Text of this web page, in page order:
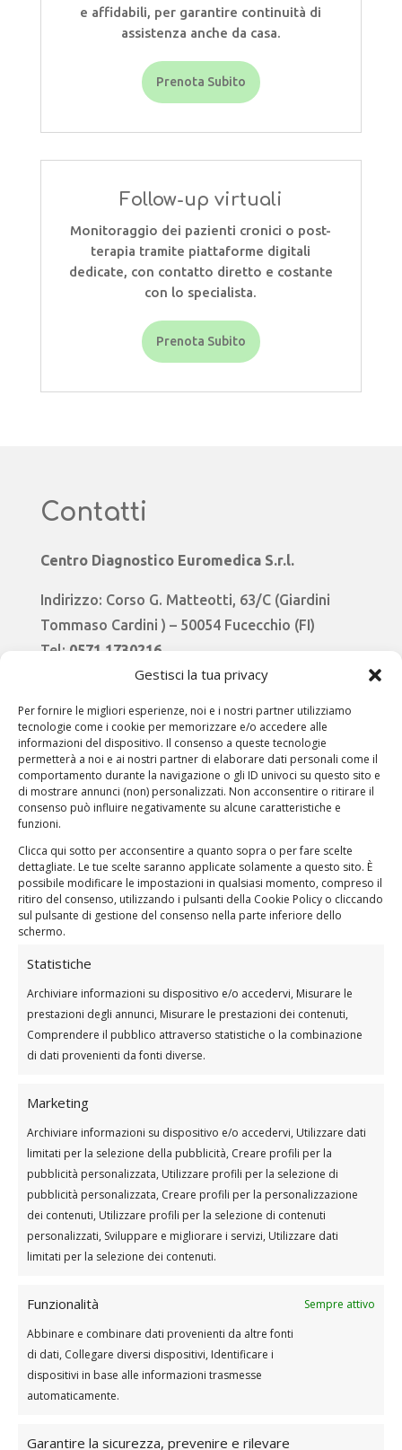
Gestisci la tua privacy
Per fornire le migliori esperienze, noi e i nostri partner utilizziamo
tecnologie come i cookie per memorizzare e/o accedere alle
informazioni del dispositivo. Il consenso a queste tecnologie
permetterà a noi e ai nostri partner di elaborare dati personali come il
comportamento durante la navigazione o gli ID univoci su questo sito e
di mostrare annunci (non) personalizzati. Non acconsentire o ritirare il
consenso può influire negativamente su alcune caratteristiche e
funzioni.
Clicca qui sotto per acconsentire a quanto sopra o per fare scelte
dettagliate. Le tue scelte saranno applicate solamente a questo sito. È
possibile modificare le impostazioni in qualsiasi momento, compreso il
ritiro del consenso, utilizzando i pulsanti della Cookie Policy o cliccando
sul pulsante di gestione del consenso nella parte inferiore dello
schermo.
Statistiche
Archiviare informazioni su dispositivo e/o accedervi, Misurare le
prestazioni degli annunci, Misurare le prestazioni dei contenuti,
Comprendere il pubblico attraverso statistiche o la combinazione
di dati provenienti da fonti diverse.
Marketing
Archiviare informazioni su dispositivo e/o accedervi, Utilizzare dati
limitati per la selezione della pubblicità, Creare profili per la
pubblicità personalizzata, Utilizzare profili per la selezione di
pubblicità personalizzata, Creare profili per la personalizzazione
dei contenuti, Utilizzare profili per la selezione di contenuti
personalizzati, Sviluppare e migliorare i servizi, Utilizzare dati
limitati per la selezione dei contenuti.
Funzionalità
Sempre attivo
Abbinare e combinare dati provenienti da altre fonti
di dati, Collegare diversi dispositivi, Identificare i
dispositivi in base alle informazioni trasmesse
automaticamente.
Garantire la sicurezza, prevenire e rilevare
e affidabili, per garantire continuità di
assistenza anche da casa.
Prenota Subito
Follow-up virtuali
Monitoraggio dei pazienti cronici o post-
terapia tramite piattaforme digitali
dedicate, con contatto diretto e costante
con lo specialista.
Prenota Subito
Contatti
Centro Diagnostico Euromedica S.r.l.
Indirizzo: Corso G. Matteotti, 63/C (Giardini
Tommaso Cardini ) – 50054 Fucecchio (FI)
Tel: 0571 1730216
info@diagnosticaeuromedica.it
392 0489788
Orari
Segreteria
Dal Lunedì al Venerdì 9:00 – 12:30 / 16:00 –
18:30
Sabato 9:00 – 11:00
Prelievi (su appuntamento)
Prenota